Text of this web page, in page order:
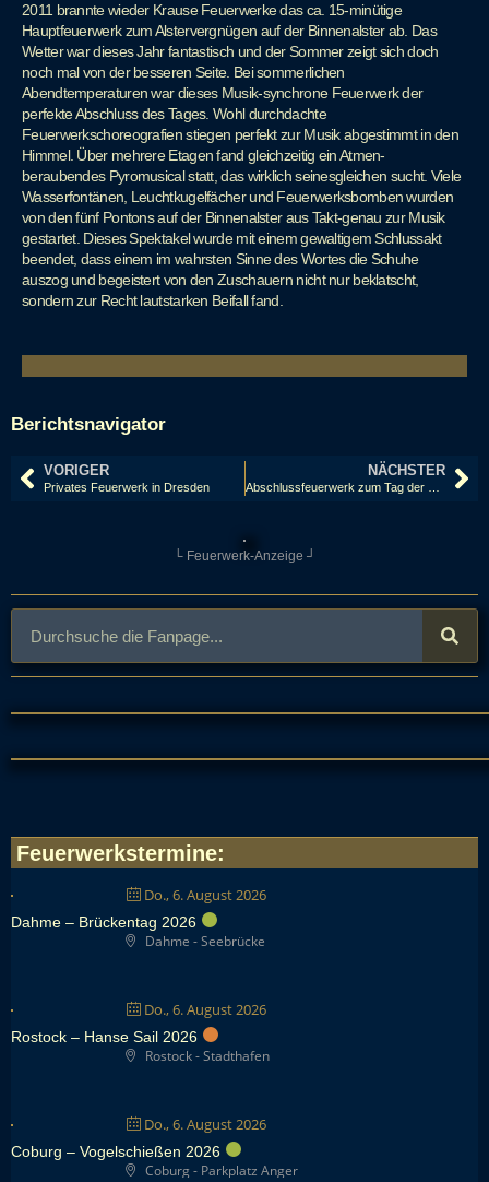
2011 brannte wieder Krause Feuerwerke das ca. 15-minütige
Hauptfeuerwerk zum Alstervergnügen auf der Binnenalster ab. Das
Wetter war dieses Jahr fantastisch und der Sommer zeigt sich doch
noch mal von der besseren Seite. Bei sommerlichen
Abendtemperaturen war dieses Musik-synchrone Feuerwerk der
perfekte Abschluss des Tages. Wohl durchdachte
Feuerwerkschoreografien stiegen perfekt zur Musik abgestimmt in den
Himmel. Über mehrere Etagen fand gleichzeitig ein Atmen-
beraubendes Pyromusical statt, das wirklich seinesgleichen sucht. Viele
Wasserfontänen, Leuchtkugelfächer und Feuerwerksbomben wurden
von den fünf Pontons auf der Binnenalster aus Takt-genau zur Musik
gestartet. Dieses Spektakel wurde mit einem gewaltigem Schlussakt
beendet, dass einem im wahrsten Sinne des Wortes die Schuhe
auszog und begeistert von den Zuschauern nicht nur beklatscht,
sondern zur Recht lautstarken Beifall fand.
Berichtsnavigator
VORIGER
Privates Feuerwerk in Dresden
NÄCHSTER
└ Feuerwerk-Anzeige ┘
Feuerwerkstermine:
Do., 6. August 2026
Dahme – Brückentag 2026
Dahme - Seebrücke
Do., 6. August 2026
Rostock – Hanse Sail 2026
Rostock - Stadthafen
Do., 6. August 2026
Coburg – Vogelschießen 2026
Coburg - Parkplatz Anger